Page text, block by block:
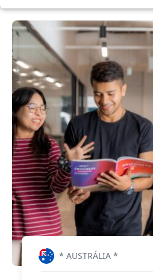
* AUSTRÁLIA *